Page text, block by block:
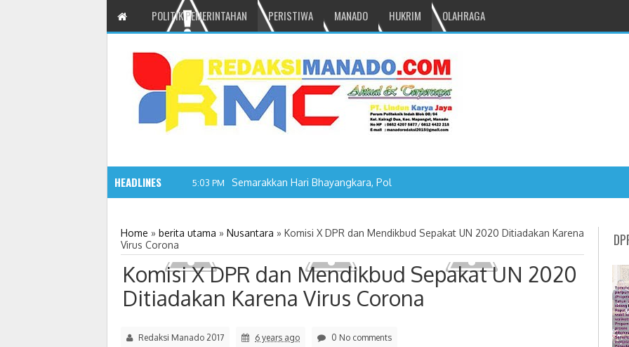
POLITIK PEMERINTAHAN PERISTIWA MANADO HUKRIM OLAHRAGA
HEADLINES 5:03 PM Semarakkan Hari Bhayangkara, Polres Tomohon Gelar Olahraga Bersama
Home » berita utama » Nusantara » Komisi X DPR dan Mendikbud Sepakat UN 2020 Ditiadakan Karena
Virus Corona
Komisi X DPR dan Mendikbud Sepakat UN 2020
Ditiadakan Karena Virus Corona
Redaksi Manado 2017 6 years ago 0 No comments